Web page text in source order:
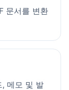
문서를 변환
메모 및 발